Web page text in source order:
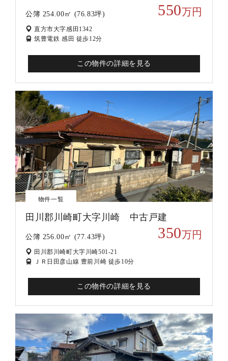
公簿 254.00㎡ (76.83坪) 550万円
直方市大字感田1342
筑豊電鉄 感田 徒歩12分
この物件の詳細を見る
物件一覧
田川郡川崎町大字川崎 中古戸建
公簿 256.00㎡ (77.43坪) 350万円
田川郡川崎町大字川崎501-21
ＪＲ日田彦山線 豊前川崎 徒歩10分
この物件の詳細を見る